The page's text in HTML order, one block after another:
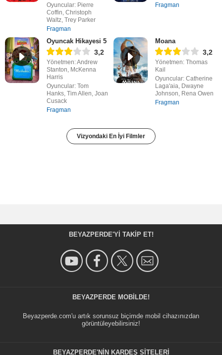
Oyuncular: Pierre
Coffin, Christoph
Waltz, Trey Parker
Fragman
Fragman
Oyuncak Hikayesi 5
3,2
Yönetmen: Andrew
Stanton, McKenna
Harris
Oyuncular: Tom
Hanks, Tim Allen, Joan
Cusack
Fragman
Moana
3,2
Yönetmen: Thomas
Kail
Oyuncular: Catherine
Laga'aia, Dwayne
Johnson, Rena Owen
Fragman
Vizyondaki En İyi Filmler
BEYAZPERDE'YI TAKIP ET!
BEYAZPERDE MOBILDE!
Beyazperde.com'u artık sorunsuz biçimde mobil cihazınızdan
görüntüleyebilirsiniz!
BEYAZPERDE'NIN KARDEŞ SİTELERİ